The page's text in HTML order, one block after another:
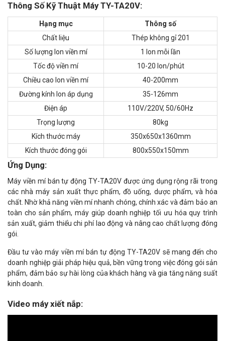
Thông Số Kỹ Thuật Máy TY-TA20V:
Hạng mục
Thông số
Chất liệu
Thép không gỉ 201
Số lượng lon viền mí
1 lon mỗi lần
Tốc độ viền mí
10-20 lon/phút
Chiều cao lon viền mí
40-200mm
Đường kính lon áp dụng
35-126mm
Điện áp
110V/220V, 50/60Hz
Trọng lượng
80kg
Kích thước máy
350x650x1360mm
Kích thước đóng gói
800x550x150mm
Ứng Dụng:
Máy viền mí bán tự động TY-TA20V được ứng dụng rộng rãi trong
các nhà máy sản xuất thực phẩm, đồ uống, dược phẩm, và hóa
chất. Nhờ khả năng viền mí nhanh chóng, chính xác và đảm bảo an
toàn cho sản phẩm, máy giúp doanh nghiệp tối ưu hóa quy trình
sản xuất, giảm thiểu chi phí lao động và nâng cao chất lượng đóng
gói.
Đầu tư vào máy viền mí bán tự động TY-TA20V sẽ mang đến cho
doanh nghiệp giải pháp hiệu quả, bền vững trong việc đóng gói sản
phẩm, đảm bảo sự hài lòng của khách hàng và gia tăng năng suất
kinh doanh.
Video máy xiết nắp: